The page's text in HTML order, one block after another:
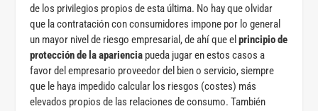
de los privilegios propios de esta última. No hay que olvidar
que la contratación con consumidores impone por lo general
un mayor nivel de riesgo empresarial, de ahí que el principio de
protección de la apariencia pueda jugar en estos casos a
favor del empresario proveedor del bien o servicio, siempre
que le haya impedido calcular los riesgos (costes) más
elevados propios de las relaciones de consumo. También